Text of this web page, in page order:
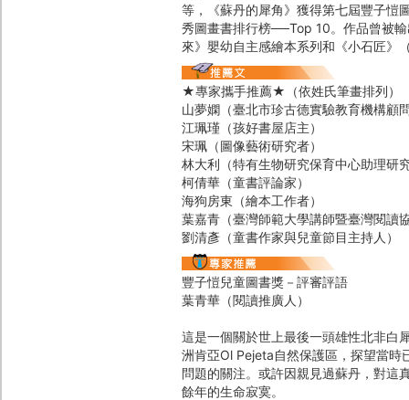
等，《蘇丹的犀角》獲得第七屆豐子愷
秀圖畫書排行榜──Top 10。作品曾被
來》嬰幼自主感繪本系列和《小石匠》
★專家攜手推薦★（依姓氏筆畫排列）
山夢嫻（臺北市珍古德實驗教育機構顧
江珮瑾（孩好書屋店主）
宋珮（圖像藝術研究者）
林大利（特有生物研究保育中心助理研
柯倩華（童書評論家）
海狗房東（繪本工作者）
葉嘉青（臺灣師範大學講師暨臺灣閱讀
劉清彥（童書作家與兒童節目主持人）
豐子愷兒童圖書獎－評審評語
葉青華（閱讀推廣人）
這是一個關於世上最後一頭雄性北非白
洲肯亞Ol Pejeta自然保護區，探望當時
問題的關注。或許因親見過蘇丹，對這
餘年的生命寂寞。